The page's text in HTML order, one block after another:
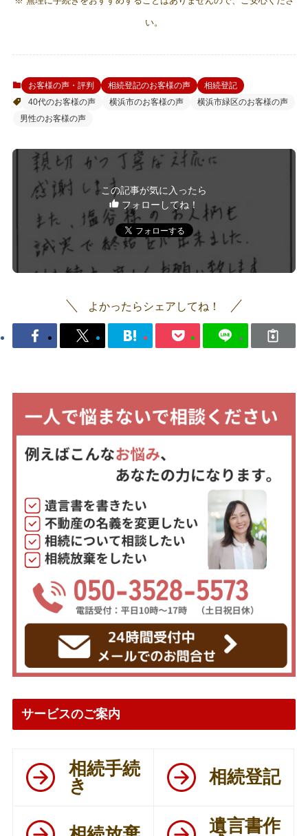
い。
お客様の声・評判 相続登記のお客様の声
相続登記
40代のお客様の声
横浜市のお客様の声
横浜市緑区のお客様の声
男性のお客様の声
この記事が気に入ったら
フォローしてね！
よかったらシェアしてね！
サービスのご案内
相続手続
き
相続登記
遺言書作